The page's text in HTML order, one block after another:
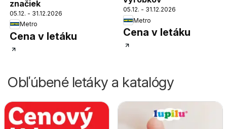
značiek
05.12. - 31.12.2026
Metro
Cena v letáku
05.12. - 31.12.2026
Metro
Cena v letáku
Obľúbené letáky a katalógy